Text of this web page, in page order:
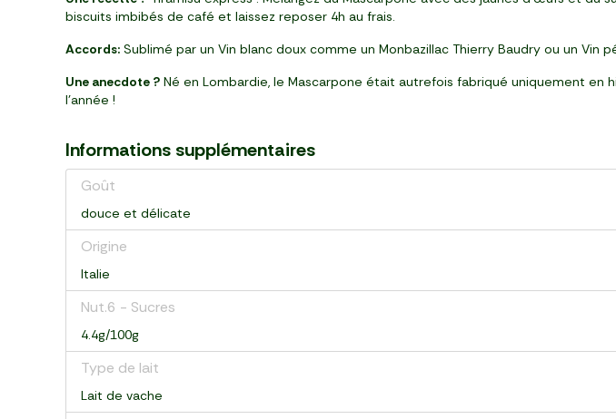
biscuits imbibés de café et laissez reposer 4h au frais.
Accords: Sublimé par un Vin blanc doux comme un Monbazillac Thierry Baudry ou un Vin
Une anecdote ? Né en Lombardie, le Mascarpone était autrefois fabriqué uniquement en
l’année !
Informations supplémentaires
Goût
douce et délicate
Origine
Italie
Nut.6 - Sucres
4.4g/100g
Type de lait
Lait de vache